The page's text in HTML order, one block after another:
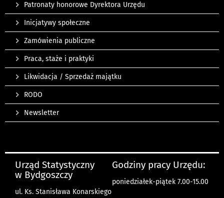
Patronaty honorowe Dyrektora Urzędu
Inicjatywy społeczne
Zamówienia publiczne
Praca, staże i praktyki
Likwidacja / Sprzedaż majątku
RODO
Newsletter
Urząd Statystyczny
w Bydgoszczy
ul. Ks. Stanisława Konarskiego
Godziny pracy Urzędu:
poniedziałek-piątek 7.00-15.00